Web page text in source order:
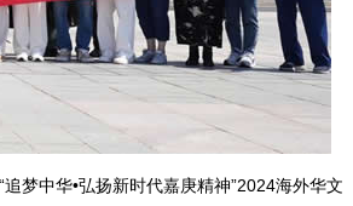
梦中华•弘扬新时代嘉庚精神”2024海外华文